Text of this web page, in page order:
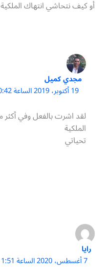
أو كيف نتحاشي انتهاك
مجدي كميل
19 أكتوبر، 2019 الساعة 10:42 ص
لقد اشرت بالفعل وفي
الملكية
تحياتي
رايا
7 أغسطس، 2020 الساعة 1:51 م